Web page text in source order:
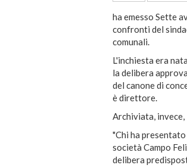
ha emesso Sette
confronti del
comunali.
L'inchiesta era
la delibera
del canone di
è direttore.
Archiviata,
"Chi ha
società Campo
delibera